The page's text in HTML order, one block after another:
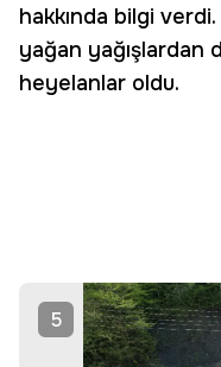
hakkında bilgi
yağan yağışlardan
heyelanlar oldu.
5